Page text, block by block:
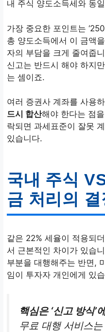
내 주식 양도소득세와 동
가장 중요한 포인트는
총 양도소득에서 이 금액
자의 부담을 크게 줄여줍
신고는 반드시 해야 하지
는 셈이죠.
여러 증권사 계좌를 사용
드시 합산해야 한다는 점
락되면 과세표준이 잘못
있습니다.
국내 주식
금 처리의 결
같은 22% 세율이 적용되
서 근본적인 차이가 있습
부분을 대행해주는 반면,
임이 투자자 개인에게 있
핵심은 ‘신고 방식’
무료 대행 서비스